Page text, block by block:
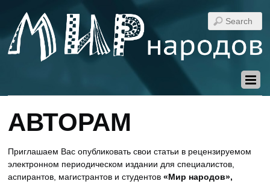
АВТОРАМ
Приглашаем Вас опубликовать свои статьи в рецензируемом
электронном периодическом издании для специалистов,
аспирантов, магистрантов и студентов«Мир народов»,